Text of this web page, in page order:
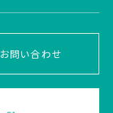
お問い合わせ